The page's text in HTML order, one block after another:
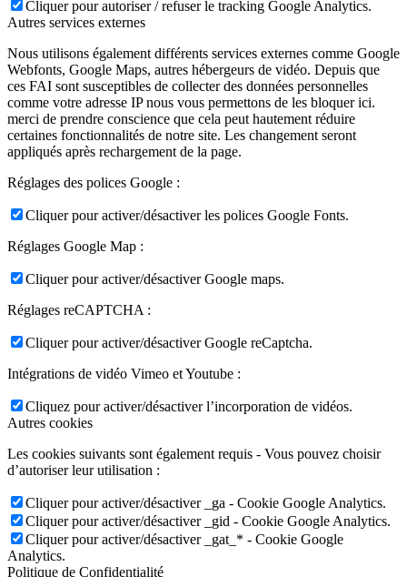
Cliquer pour autoriser / refuser le tracking Google Analytics.
Autres services externes
Nous utilisons également différents services externes comme Google
Webfonts, Google Maps, autres hébergeurs de vidéo. Depuis que
ces FAI sont susceptibles de collecter des données personnelles
comme votre adresse IP nous vous permettons de les bloquer ici.
merci de prendre conscience que cela peut hautement réduire
certaines fonctionnalités de notre site. Les changement seront
appliqués après rechargement de la page.
Réglages des polices Google :
Cliquer pour activer/désactiver les polices Google Fonts.
Réglages Google Map :
Cliquer pour activer/désactiver Google maps.
Réglages reCAPTCHA :
Cliquer pour activer/désactiver Google reCaptcha.
Intégrations de vidéo Vimeo et Youtube :
Cliquez pour activer/désactiver l’incorporation de vidéos.
Autres cookies
Les cookies suivants sont également requis - Vous pouvez choisir
d’autoriser leur utilisation :
Cliquer pour activer/désactiver _ga - Cookie Google Analytics.
Cliquer pour activer/désactiver _gid - Cookie Google Analytics.
Cliquer pour activer/désactiver _gat_* - Cookie Google
Analytics.
Politique de Confidentialité